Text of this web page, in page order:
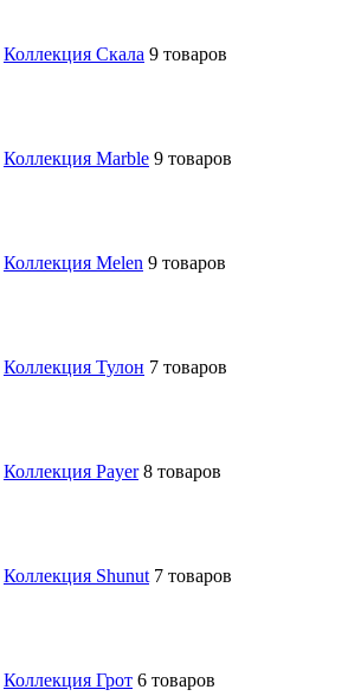
Коллекция Скала 9 товаров
Коллекция Marble 9 товаров
Коллекция Melen 9 товаров
Коллекция Тулон 7 товаров
Коллекция Payer 8 товаров
Коллекция Shunut 7 товаров
Коллекция Грот 6 товаров